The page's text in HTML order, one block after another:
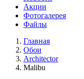
Акции
Фотогалерея
Файлы
Главная
Обои
Architector
Malibu